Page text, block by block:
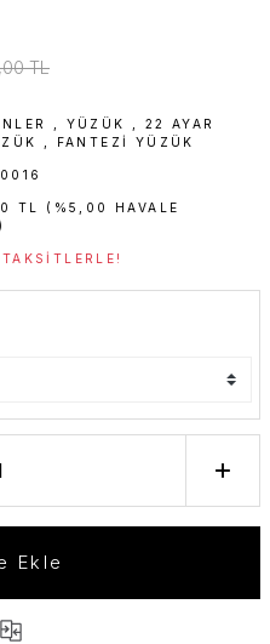
TL
YÜZÜK
22 AYAR
FANTEZI YÜZÜK
TL (%5,00 HAVALE
Ekle